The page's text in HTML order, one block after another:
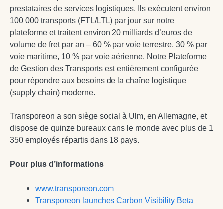
prestataires de services logistiques. Ils exécutent environ
100 000 transports (FTL/LTL) par jour sur notre
plateforme et traitent environ 20 milliards d’euros de
volume de fret par an – 60 % par voie terrestre, 30 % par
voie maritime, 10 % par voie aérienne. Notre Plateforme
de Gestion des Transports est entièrement configurée
pour répondre aux besoins de la chaîne logistique
(supply chain) moderne.
Transporeon a son siège social à Ulm, en Allemagne, et
dispose de quinze bureaux dans le monde avec plus de 1
350 employés répartis dans 18 pays.
Pour plus d’informations
www.transporeon.com
Transporeon launches Carbon Visibility Beta